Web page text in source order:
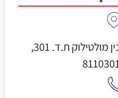
רח' חירות 1, יבנה בנין מולטילוק ת.ד. 301,